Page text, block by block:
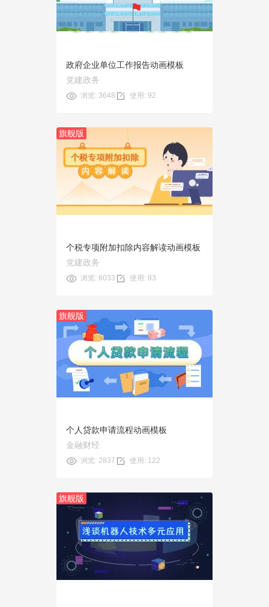
使用
政府企业单位工作报告动画模板
党建政务
浏览: 3648 使用: 92
旗舰版
预览
个税专项附加扣除内容解读动画模板
党建政务
浏览: 6033 使用: 83
旗舰版
预览
使用
个人贷款申请流程动画模板
金融财经
浏览: 2837 使用: 122
旗舰版
预览